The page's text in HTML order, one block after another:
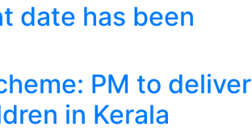
date has been
PM to deliver
in Kerala